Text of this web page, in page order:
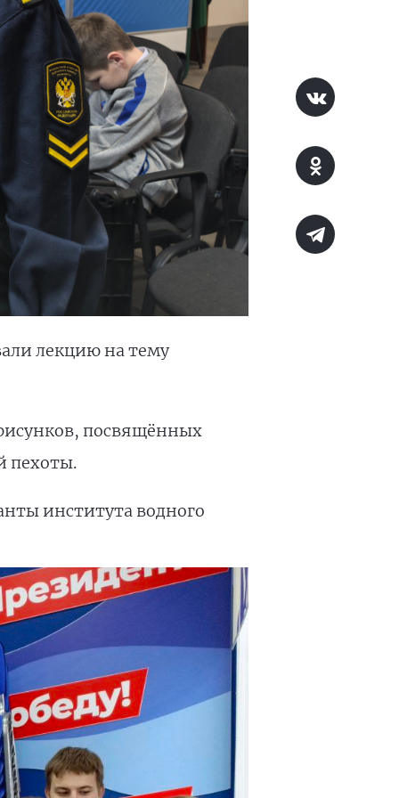
лекцию на тему
посвящённых
пехоты.
института водного